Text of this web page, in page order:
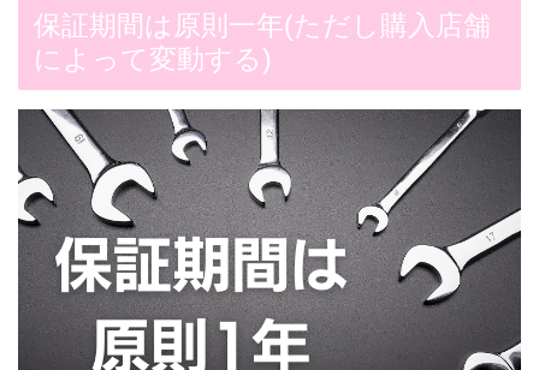
保証期間は原則一年(ただし購入店舗
によって変動する)